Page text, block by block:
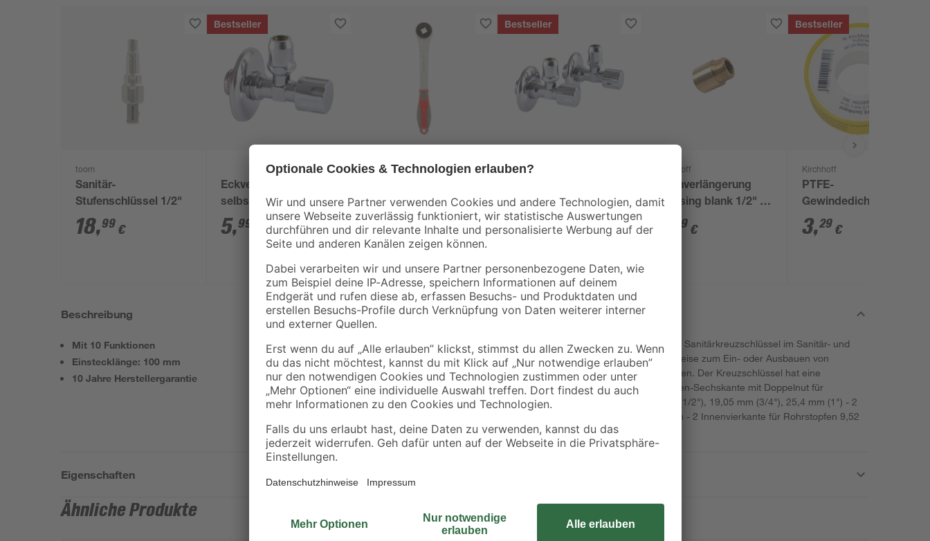
toom
Sanitär-
Stufenschlüssel 1/2"
18,99 €
Bestseller
Eckventil
selbstdichtend 1/2"
AG x 10 mm
5,99
toom
1/2"
21,99€
Bestseller
mm 2 Stück
6,99€
Kirchhoff
Hahnverlängerung
Messing blank 1/2" x
20 mm
59 €
Bestseller
Kirchhoff
PTFE-
Gewindedichtband
0,1 x 12 mm x 12 m
3,29 €
Beschreibung
Mit 10 Funktionen
Einstecklänge: 100 mm
10 Jahre Herstellergarantie
Dank der zehn verschiedenen Funktionen ist der Sanitärkreuzschlüssel im Sanitär- und
Heizungsbereich vielfältig einsetzbar. Beispielsweise zum Ein- oder Ausbauen von
Heizkörperventilen oder Rücklaufverschraubungen. Der Kreuzschlüssel hat eine
Einstecklänge von 100 mm. Funktionen: - 4 Außen-Sechskante mit Doppelnut für
Hahnverlängerungen: 9,52 mm (3/8"), 12,7 mm (1/2"), 19,05 mm (3/4"), 25,4 mm (1") - 2
Innengewinde M10 und M12 für Stockschrauben - 2 Innenvierkante für Rohrstopfen 9,52
mm (3/8") und 12,7 mm (1/2")
Eigenschaften
Ähnliche Produkte